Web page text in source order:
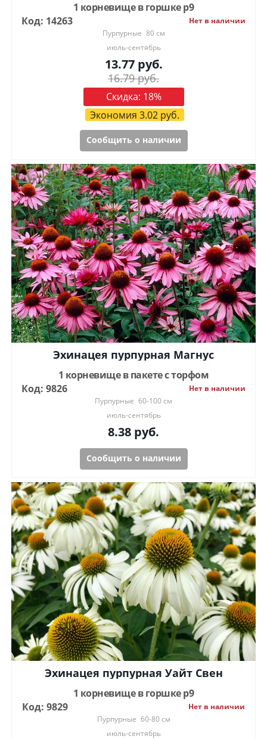
1 корневище в горшке р9
Код: 14263
Нет в наличии
Пурпурные 80 см
июль-сентябрь
13.77руб.
16.79руб.
Скидка: 18%
Экономия 3.02руб.
Сообщить о наличии
Эхинацея пурпурная Магнус
1 корневище в пакете с торфом
Код: 9826
Нет в наличии
Пурпурные 60-100 см
июль-сентябрь
8.38 руб.
Сообщить о наличии
Эхинацея пурпурная Уайт Свен
1 корневище в горшке р9
Код: 9829
Нет в наличии
Пурпурные 60-80 см
июль-сентябрь